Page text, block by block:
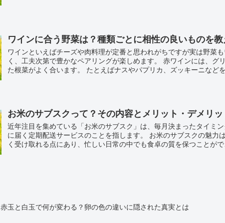
ワインに合う野菜は？種類ごとに相性の良いものを
ワインといえばチーズや肉料理が定番と思われがちですが実は野菜
く、工夫次第で豊かなペアリングが楽しめます。 赤ワインには、グ
た根菜がよく合います。 たとえばナスやパプリカ、ズッキーニなど
お米のサブスクって？その内容とメリット・デメリ
近年注目を集めている「お米のサブスク」は、毎月決まったタイミ
に届く定期配送サービスのことを指します。 お米のサブスクの魅力
く受け取れる点にあり、忙しい日常の中でも食卓の質を保つことが
赤玉と白玉で何が変わる？卵の色の違いに隠された真実とは